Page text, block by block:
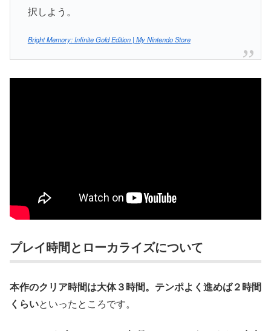
択しよう。
Bright Memory: Infinite Gold Edition | My Nintendo Store
プレイ時間とローカライズについて
本作のクリア時間は大体３時間。テンポよく進めば２時間
くらいといったところです。